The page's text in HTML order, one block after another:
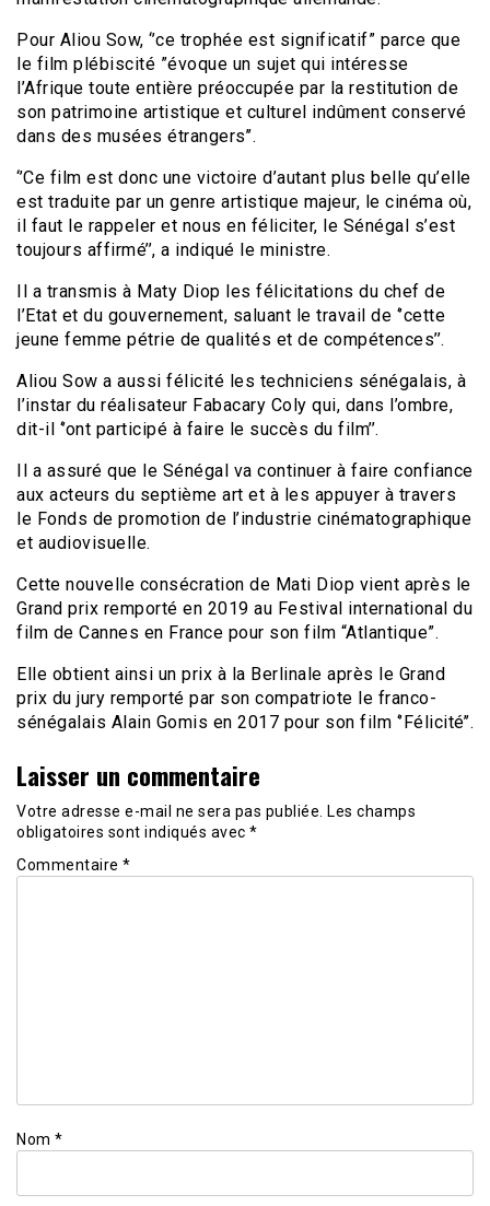
Pour Aliou Sow, ‘’ce trophée est significatif” parce que
le film plébiscité ”évoque un sujet qui intéresse
l’Afrique toute entière préoccupée par la restitution de
son patrimoine artistique et culturel indûment conservé
dans des musées étrangers’’.
‘’Ce film est donc une victoire d’autant plus belle qu’elle
est traduite par un genre artistique majeur, le cinéma où,
il faut le rappeler et nous en féliciter, le Sénégal s’est
toujours affirmé’’, a indiqué le ministre.
Il a transmis à Maty Diop les félicitations du chef de
l’Etat et du gouvernement, saluant le travail de ‘’cette
jeune femme pétrie de qualités et de compétences’’.
Aliou Sow a aussi félicité les techniciens sénégalais, à
l’instar du réalisateur Fabacary Coly qui, dans l’ombre,
dit-il ‘’ont participé à faire le succès du film’’.
Il a assuré que le Sénégal va continuer à faire confiance
aux acteurs du septième art et à les appuyer à travers
le Fonds de promotion de l’industrie cinématographique
et audiovisuelle.
Cette nouvelle consécration de Mati Diop vient après le
Grand prix remporté en 2019 au Festival international du
film de Cannes en France pour son film “Atlantique”.
Elle obtient ainsi un prix à la Berlinale après le Grand
prix du jury remporté par son compatriote le franco-
sénégalais Alain Gomis en 2017 pour son film ‘’Félicité’’.
Laisser un commentaire
Votre adresse e-mail ne sera pas publiée.
Les champs
obligatoires sont indiqués avec *
Commentaire *
Nom *